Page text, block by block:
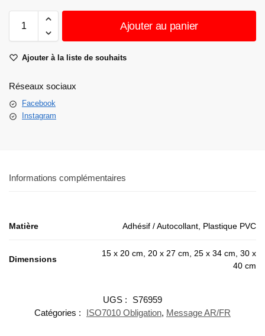
Ajouter au panier
Ajouter à la liste de souhaits
Réseaux sociaux
Facebook
Instagram
Informations complémentaires
Matière Adhésif / Autocollant, Plastique PVC
Dimensions
15 x 20 cm, 20 x 27 cm, 25 x 34 cm, 30 x
40 cm
UGS :
S76959
Catégories :
ISO7010 Obligation, Message AR/FR